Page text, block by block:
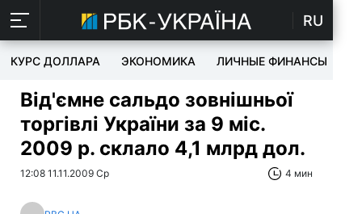
RU
КУРС ДОЛЛАРА ЭКОНОМИКА ЛИЧНЫЕ ФИНАНСЫ
Від'ємне сальдо зовнішньої
торгівлі України за 9 міс.
2009 р. склало 4,1 млрд дол.
12:08 11.11.2009 Ср 4 мин